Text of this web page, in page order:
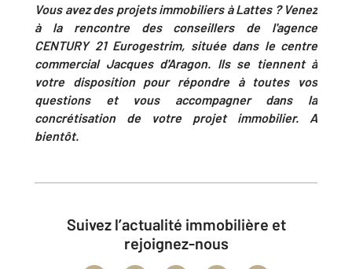
Vous avez des projets immobiliers à Lattes ? Venez
à la rencontre des conseillers de l'agence
CENTURY 21 Eurogestrim, située dans le centre
commercial Jacques d'Aragon. Ils se tiennent à
votre disposition pour répondre à toutes vos
questions et vous accompagner dans la
concrétisation de votre projet immobilier. A
bientôt.
Suivez l’actualité immobilière et
rejoignez-nous